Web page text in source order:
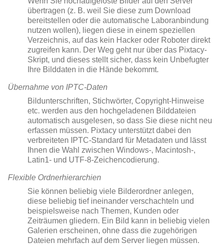
übertragen (z. B. weil Sie diese zum Download
bereitstellen oder die automatische Laboranbindung
nutzen wollen), liegen diese in einem speziellen
Verzeichnis, auf das kein Hacker oder Roboter direkt
zugreifen kann. Der Weg geht nur über das Pixtacy-
Skript, und dieses stellt sicher, dass kein Unbefugter
Ihre Bilddaten in die Hände bekommt.
Übernahme von IPTC-Daten
Bildunterschriften, Stichwörter, Copyright-Hinweise
etc. werden aus den hochgeladenen Bilddateien
automatisch ausgelesen, so dass Sie diese nicht neu
erfassen müssen. Pixtacy unterstützt dabei den
verbreiteten IPTC-Standard für Metadaten und lässt
Ihnen die Wahl zwischen Windows-, Macintosh-,
Latin1- und UTF-8-Zeichencodierung.
Flexible Ordnerhierarchien
Sie können beliebig viele Bilderordner anlegen,
diese beliebig tief ineinander verschachteln und
beispielsweise nach Themen, Kunden oder
Zeiträumen gliedern. Ein Bild kann in beliebig vielen
Galerien erscheinen, ohne dass die zugehörigen
Dateien mehrfach auf dem Server liegen müssen.